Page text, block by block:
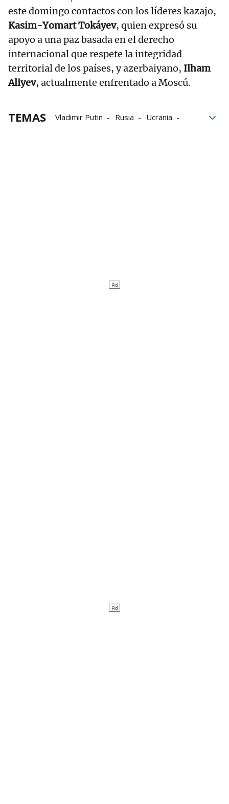
este domingo contactos con los líderes kazajo,
Kasim-Yomart Tokáyev, quien expresó su
apoyo a una paz basada en el derecho
internacional que respete la integridad
territorial de los países, y azerbaiyano, Ilham
Aliyev, actualmente enfrentado a Moscú.
TEMAS Vladimir Putin Rusia
Ucrania